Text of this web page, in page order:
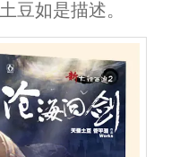
豆如是描述。